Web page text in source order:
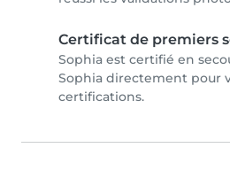
Certificat de premiers
Sophia est certifié en
Sophia directement pour
certifications.